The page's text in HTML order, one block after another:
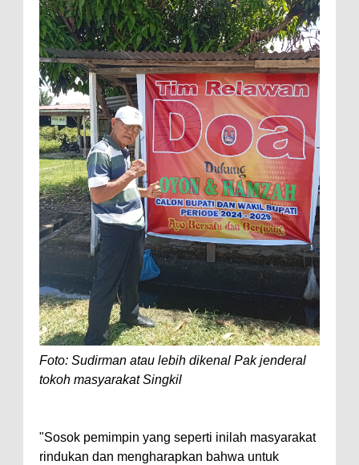
Foto: Sudirman atau lebih dikenal Pak jenderal
tokoh masyarakat Singkil
"Sosok pemimpin yang seperti inilah masyarakat
rindukan dan mengharapkan bahwa untuk